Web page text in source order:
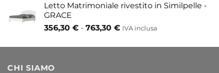
Letto Matrimoniale rivestito in Similpelle -
GRACE
356,30 € - 763,30 €Fascia
prezzo:
IVA inclusa
CHI SIAMO